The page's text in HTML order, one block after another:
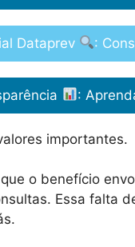
Dataprev :
:
importantes.
o benefício
Essa falta